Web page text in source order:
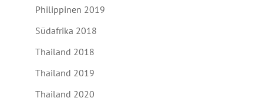
Philippinen 2019
Südafrika 2018
Thailand 2018
Thailand 2019
Thailand 2020